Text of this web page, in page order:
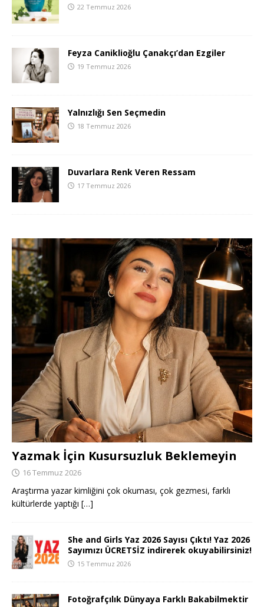
22 Temmuz 2026
Feyza Caniklioğlu Çanakçı’dan Ezgiler
19 Temmuz 2026
Yalnızlığı Sen Seçmedin
18 Temmuz 2026
Duvarlara Renk Veren Ressam
17 Temmuz 2026
Yazmak İçin Kusursuzluk Beklemeyin
16 Temmuz 2026
Araştırma yazar kimliğini çok okuması, çok gezmesi, farklı
kültürlerde yaptığı […]
She and Girls Yaz 2026 Sayısı Çıktı! Yaz 2026
Sayımızı ÜCRETSİZ indirerek okuyabilirsiniz!
15 Temmuz 2026
Fotoğrafçılık Dünyaya Farklı Bakabilmektir